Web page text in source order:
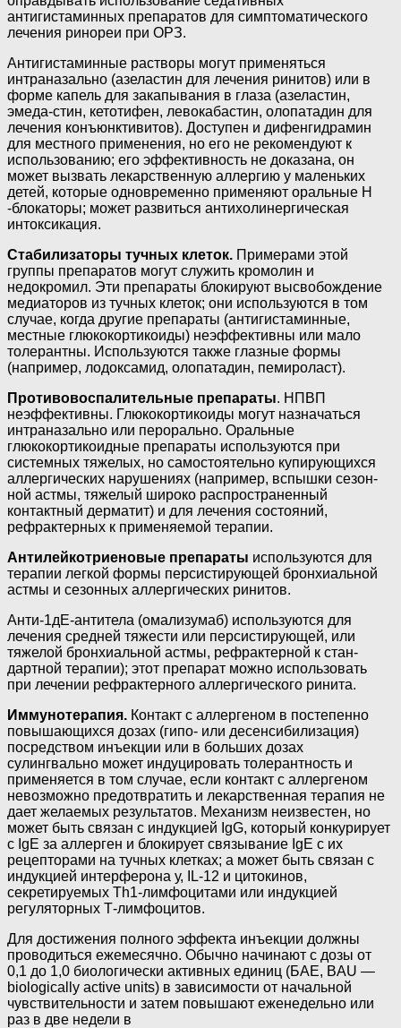
антигистаминных препаратов для симптоматическо­го
лечения ринореи при ОРЗ.
Антигистаминные растворы могут при­меняться
интраназально (азеластин для лечения ринитов) или в
форме капель для закапывания в глаза (азеластин,
эмеда-стин, кетотифен, левокабастин, олопатадин для
лечения конъюнктивитов). Доступен и дифенгидрамин
для местного применения, но его не ре­комендуют к
использованию; его эффек­тивность не доказана, он
может вызвать лекарственную аллергию у маленьких
детей, которые одновременно применяют оральные Н
-блокаторы; может развиться антихолинергическая
интоксикация.
Стабилизаторы тучных клеток. При­мерами этой
группы препаратов могут служить кромолин и
недокромил. Эти препараты блокируют высвобождение
медиаторов из тучных клеток; они исполь­зуются в том
случае, когда другие препараты (антигистаминные,
местные глюко­кортикоиды) неэффективны или мало
толерантны. Используются также глазные формы
(например, лодоксамид, олопатадин, пемироласт).
Противовоспалительные препара­ты. НПВП
неэффективны. Глюкокортико­иды могут назначаться
интраназально или перорально. Оральные
глюкокортикоидные препараты использу­ются при
системных тяжелых, но само­стоятельно купирующихся
аллергических нарушениях (например, вспышки сезон­
ной астмы, тяжелый широко распростра­ненный
контактный дерматит) и для лече­ния состояний,
рефрактерных к применя­емой терапии.
Антилейкотриеновые препараты ис­пользуются для
терапии легкой формы персистирующей бронхиальной
астмы и сезонных аллергических ринитов.
Анти-1дЕ-антитела (омализумаб) ис­пользуются для
лечения средней тяжести или персистирующей, или
тяжелой брон­хиальной астмы, рефрактерной к стан­
дартной терапии); этот пре­парат можно использовать
при лечении рефрактерного аллергического ринита.
Иммунотерапия. Контакт с аллерге­ном в постепенно
повышающихся дозах (гипо- или десенсибилизация)
посред­ством инъекции или в больших дозах
сулингвально может индуцировать толерантность и
применяется в том слу­чае, если контакт с аллергеном
невоз­можно предотвратить и лекарственная терапия не
дает желаемых результатов. Механизм неизвестен, но
может быть связан с индукцией IgG, который конкури­рует
с IgE за аллерген и блокирует связы­вание IgE с их
рецепторами на тучных клетках; а может быть связан с
индукцией интерферона у, IL-12 и цитокинов,
секретируемых Th1-лимфоцитами или индук­цией
регуляторных Т-лимфоцитов.
Для достижения полного эффекта инъ­екции должны
проводиться ежемесячно. Обычно начинают с дозы от
0,1 до 1,0 био­логически активных единиц (БАЕ, BAU —
biologically active units) в зависимости от начальной
чувствительности и затем по­вышают еженедельно или
раз в две неде­ли в